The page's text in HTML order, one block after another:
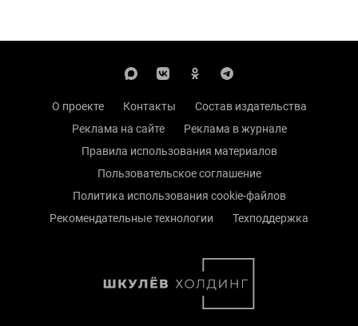
О проекте Контакты
Состав издательства
Реклама на сайте
Реклама в журнале
Правила использования материалов
Пользовательское соглашение
Политика использования cookie-файлов
Рекомендательные технологии
Техподдержка